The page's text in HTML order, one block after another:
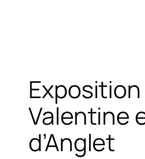
Valentine
d’Anglet